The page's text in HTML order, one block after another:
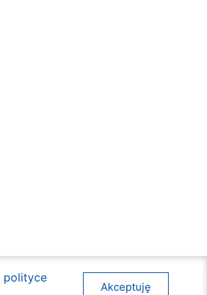
polityce
Akceptuję